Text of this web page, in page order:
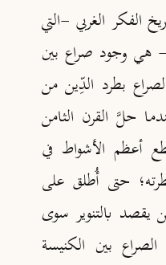
الفكر الغربي -التي
هي وجود صراع بين
بطرد الدِّين من
حلَّ القرن الثامن
أعظم الأشواط في
حتى أُطلق على
يقصد بالتنوير سوى
بين الكنيسة